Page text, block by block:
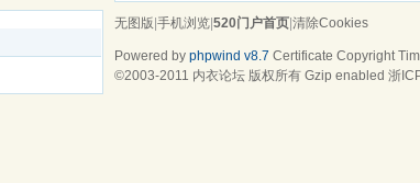
无图版|手机浏览|520门户首页|清除Cookies
Powered by phpwind v8.7 Certificate Copyright
©2003-2011 内衣论坛 版权所有 Gzip enabled 浙